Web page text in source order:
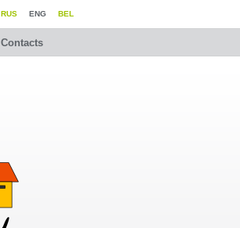
BEL
ENG
RUS
Contacts